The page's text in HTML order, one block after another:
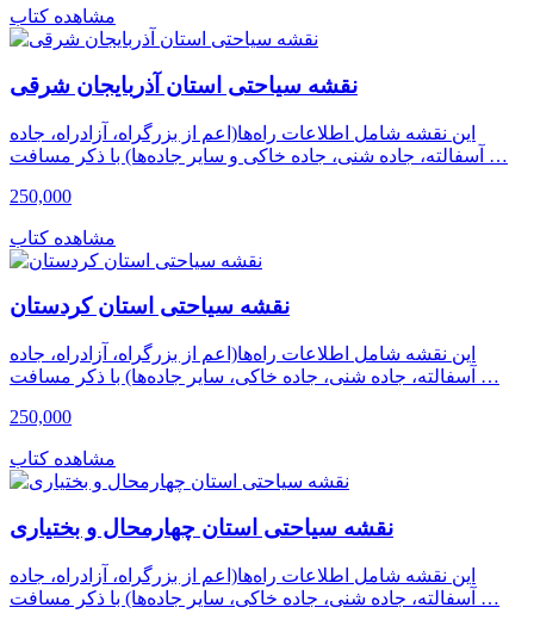
مشاهده کتاب
نقشه سیاحتی استان آذربایجان شرقی
این نقشه شامل اطلاعات راه‌ها(اعم از بزرگراه، آزادراه، جاده
آسفالته، جاده شنی، جاده خاکی و سایر جاده‌ها) با ذکر مسافت …
250,000
مشاهده کتاب
نقشه سیاحتی استان کردستان
این نقشه شامل اطلاعات راه‌ها(اعم از بزرگراه، آزادراه، جاده
آسفالته، جاده شنی، جاده خاکی، سایر جاده‌ها) با ذکر مسافت …
250,000
مشاهده کتاب
نقشه سیاحتی استان چهارمحال و بختیاری
این نقشه شامل اطلاعات راه‌ها(اعم از بزرگراه، آزادراه، جاده
آسفالته، جاده شنی، جاده خاکی، سایر جاده‌ها) با ذکر مسافت …